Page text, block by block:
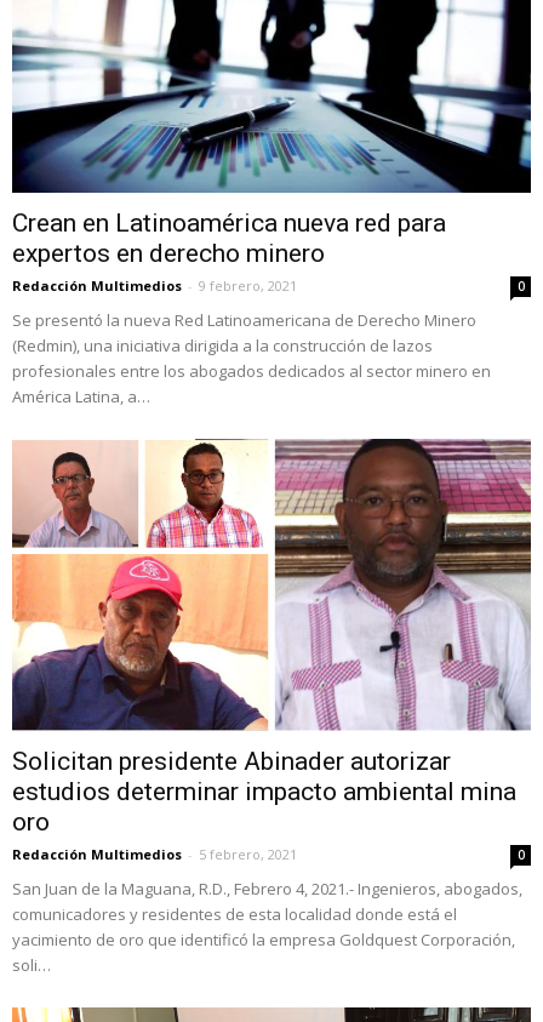
Crean en Latinoamérica nueva red para
expertos en derecho minero
Redacción Multimedios - 9 febrero, 2021 0
Se presentó la nueva Red Latinoamericana de Derecho Minero
(Redmin), una iniciativa dirigida a la construcción de lazos
profesionales entre los abogados dedicados al sector minero en
América Latina, a…
Solicitan presidente Abinader autorizar
estudios determinar impacto ambiental mina
oro
Redacción Multimedios - 5 febrero, 2021 0
San Juan de la Maguana, R.D., Febrero 4, 2021.- Ingenieros, abogados,
comunicadores y residentes de esta localidad donde está el
yacimiento de oro que identificó la empresa Goldquest Corporación,
soli…